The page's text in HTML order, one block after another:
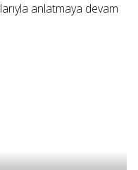
anlatmaya devam